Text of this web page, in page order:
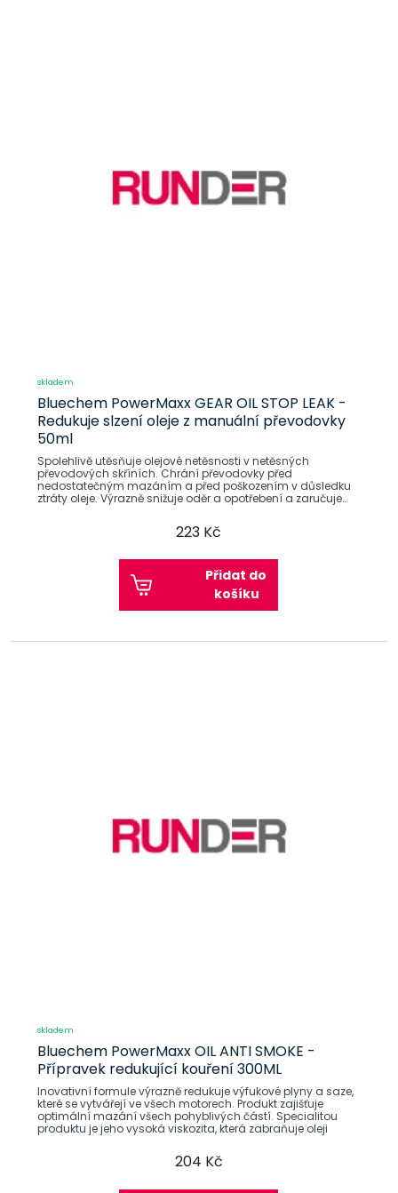
skladem
Bluechem PowerMaxx GEAR OIL STOP LEAK -
Redukuje slzení oleje z manuální převodovky
50ml
Spolehlivě utěsňuje olejové netěsnosti v netěsných
převodových skříních. Chrání převodovky před
nedostatečným mazáním a před poškozením v důsledku
ztráty oleje. Výrazně snižuje oděr a opotřebení a zaručuje
223 Kč
Přidat do
košíku
skladem
Bluechem PowerMaxx OIL ANTI SMOKE -
Přípravek redukující kouření 300ML
Inovativní formule výrazně redukuje výfukové plyny a saze,
které se vytvářejí ve všech motorech. Produkt zajišťuje
optimální mazání všech pohyblivých částí. Specialitou
produktu je jeho vysoká viskozita, která zabraňuje oleji
204 Kč